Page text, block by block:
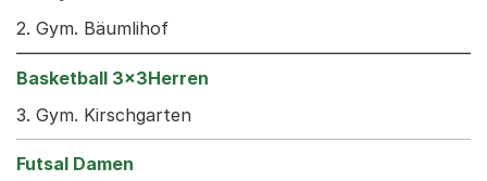
2. Gym. Bäumlihof
3. Gym. Kirschgarten